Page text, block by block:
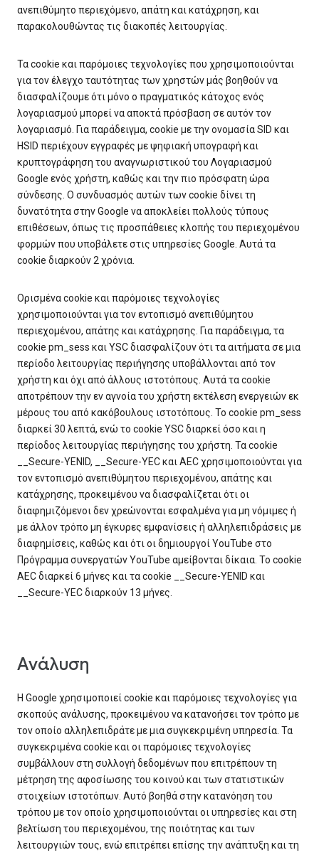
ανεπιθύμητο περιεχόμενο, απάτη και κατάχρηση, και
παρακολουθώντας τις διακοπές λειτουργίας.
Τα cookie και παρόμοιες τεχνολογίες που χρησιμοποιούνται
για τον έλεγχο ταυτότητας των χρηστών μάς βοηθούν να
διασφαλίζουμε ότι μόνο ο πραγματικός κάτοχος ενός
λογαριασμού μπορεί να αποκτά πρόσβαση σε αυτόν τον
λογαριασμό. Για παράδειγμα, cookie με την ονομασία SID και
HSID περιέχουν εγγραφές με ψηφιακή υπογραφή και
κρυπτογράφηση του αναγνωριστικού του Λογαριασμού
Google ενός χρήστη, καθώς και την πιο πρόσφατη ώρα
σύνδεσης. Ο συνδυασμός αυτών των cookie δίνει τη
δυνατότητα στην Google να αποκλείει πολλούς τύπους
επιθέσεων, όπως τις προσπάθειες κλοπής του περιεχομένου
φορμών που υποβάλετε στις υπηρεσίες Google. Αυτά τα
cookie διαρκούν 2 χρόνια.
Ορισμένα cookie και παρόμοιες τεχνολογίες
χρησιμοποιούνται για τον εντοπισμό ανεπιθύμητου
περιεχομένου, απάτης και κατάχρησης. Για παράδειγμα, τα
cookie pm_sess και YSC διασφαλίζουν ότι τα αιτήματα σε μια
περίοδο λειτουργίας περιήγησης υποβάλλονται από τον
χρήστη και όχι από άλλους ιστοτόπους. Αυτά τα cookie
αποτρέπουν την εν αγνοία του χρήστη εκτέλεση ενεργειών εκ
μέρους του από κακόβουλους ιστοτόπους. Το cookie pm_sess
διαρκεί 30 λεπτά, ενώ το cookie YSC διαρκεί όσο και η
περίοδος λειτουργίας περιήγησης του χρήστη. Τα cookie
__Secure-YENID, __Secure-YEC και AEC χρησιμοποιούνται για
τον εντοπισμό ανεπιθύμητου περιεχομένου, απάτης και
κατάχρησης, προκειμένου να διασφαλίζεται ότι οι
διαφημιζόμενοι δεν χρεώνονται εσφαλμένα για μη νόμιμες ή
με άλλον τρόπο μη έγκυρες εμφανίσεις ή αλληλεπιδράσεις με
διαφημίσεις, καθώς και ότι οι δημιουργοί YouTube στο
Πρόγραμμα συνεργατών YouTube αμείβονται δίκαια. Το cookie
AEC διαρκεί 6 μήνες και τα cookie __Secure-YENID και
__Secure-YEC διαρκούν 13 μήνες.
Ανάλυση
Η Google χρησιμοποιεί cookie και παρόμοιες τεχνολογίες για
σκοπούς ανάλυσης, προκειμένου να κατανοήσει τον τρόπο με
τον οποίο αλληλεπιδράτε με μια συγκεκριμένη υπηρεσία. Τα
συγκεκριμένα cookie και οι παρόμοιες τεχνολογίες
συμβάλλουν στη συλλογή δεδομένων που επιτρέπουν τη
μέτρηση της αφοσίωσης του κοινού και των στατιστικών
στοιχείων ιστοτόπων. Αυτό βοηθά στην κατανόηση του
τρόπου με τον οποίο χρησιμοποιούνται οι υπηρεσίες και στη
βελτίωση του περιεχομένου, της ποιότητας και των
λειτουργιών τους, ενώ επιτρέπει επίσης την ανάπτυξη και τη